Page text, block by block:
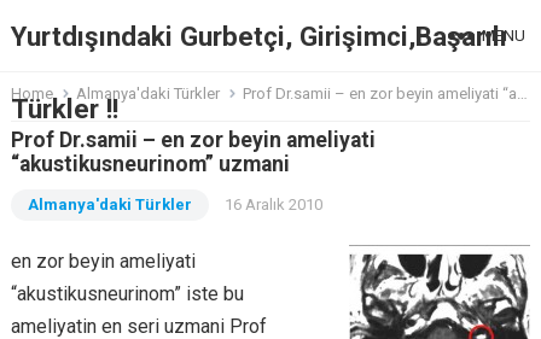
Yurtdışındaki Gurbetçi, Girişimci,Başarılı
Türkler !!
MENU
Home Almanya'daki Türkler Prof Dr.samii – en zor beyin ameliyati “akustikusneurinom” uzmani
Prof Dr.samii – en zor beyin ameliyati
“akustikusneurinom” uzmani
Almanya'daki Türkler 16 Aralık 2010
en zor beyin ameliyati
“akustikusneurinom” iste bu
ameliyatin en seri uzmani Prof